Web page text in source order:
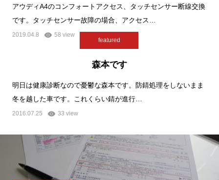
アウディA4のコンフォートアクセス、タッチセンサー断線交換
です。タッチセンサー故障の場合、アクセス…
2019.04.8 58 view
featured
森本です
明日は健康診断なので憂鬱な森本です。防錆処理をしないまま
冬を越した車です。これくらい錆が進行…
2016.07.25 33 view